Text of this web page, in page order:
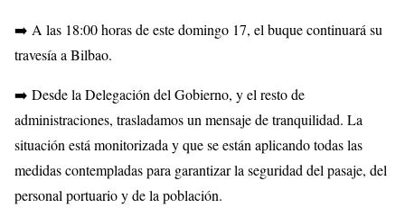
➡️ A las 18:00 horas de este domingo 17, el buque continuará su
travesía a Bilbao.
➡️ Desde la Delegación del Gobierno, y el resto de
administraciones, trasladamos un mensaje de tranquilidad. La
situación está monitorizada y que se están aplicando todas las
medidas contempladas para garantizar la seguridad del pasaje, del
personal portuario y de la población.